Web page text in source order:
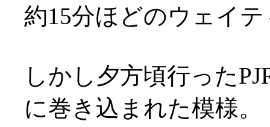
約15分ほどのウェイ
しかし夕方頃行った
に巻き込まれた模様。